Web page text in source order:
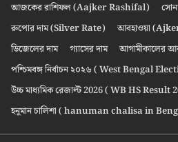
আজকের রাশিফল (Aajker Rashifal)
রুপোর দাম (Silver Rate)
আবহাওয়া
ডিজেলের দাম
গ্যাসের দাম
আগামীকালের
পশ্চিমবঙ্গ নির্বাচন ২০২৬ ( West Bengal
উচ্চ মাধ্যমিক রেজাল্ট 2026 ( WB HS Result
হনুমান চালিশা ( hanuman chalisa in